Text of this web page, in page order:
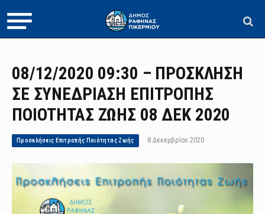
08/12/2020 09:30 – ΠΡΟΣΚΛΗΣΗ
ΣΕ ΣΥΝΕΔΡΙΑΣΗ ΕΠΙΤΡΟΠΗΣ
ΠΟΙΟΤΗΤΑΣ ΖΩΗΣ 08 ΔΕΚ 2020
Προσκλήσεις Επιτροπής Ποιότητας Ζωής 8 Δεκεμβρίου 2020